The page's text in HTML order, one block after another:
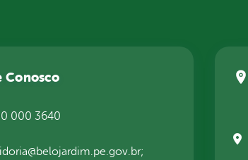
Conosco
000 3640